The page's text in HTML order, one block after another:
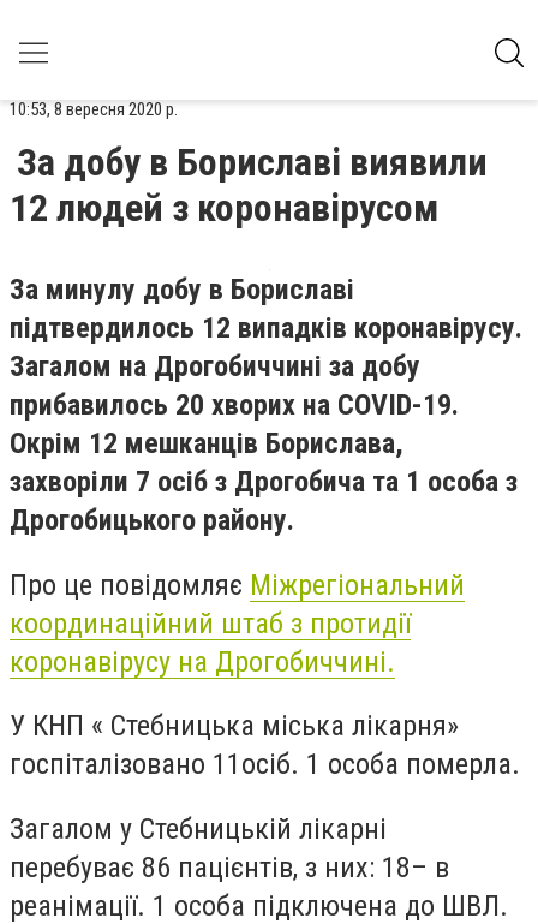
10:53, 8 вересня 2020 р.
За добу в Бориславі виявили
12 людей з коронавірусом
За минулу добу в Бориславі
підтвердилось 12 випадків коронавірусу.
Загалом на Дрогобиччині за добу
прибавилось 20 хворих на COVID-19.
Окрім 12 мешканців Борислава,
захворіли 7 осіб з Дрогобича та 1 особа з
Дрогобицького району.
Про це повідомляє Міжрегіональний
координаційний штаб з протидії
коронавірусу на Дрогобиччині.
У КНП « Стебницька міська лікарня»
госпіталізовано 11 осіб. 1 особа померла.
Загалом у Стебницькій лікарні
перебуває 86 пацієнтів, з них: 18– в
реанімації. 1 особа підключена до ШВЛ.